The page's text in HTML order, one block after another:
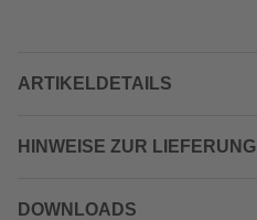
ARTIKELDETAILS
HINWEISE ZUR LIEFERUNG
DOWNLOADS